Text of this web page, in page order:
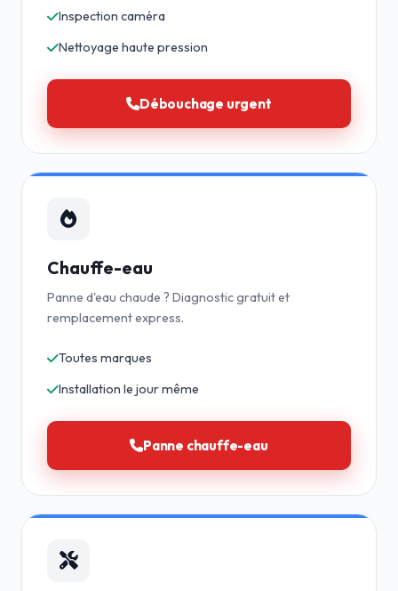
Inspection caméra
Nettoyage haute pression
Débouchage urgent
Chauffe-eau
Panne d'eau chaude ? Diagnostic gratuit et
remplacement express.
Toutes marques
Installation le jour même
Panne chauffe-eau